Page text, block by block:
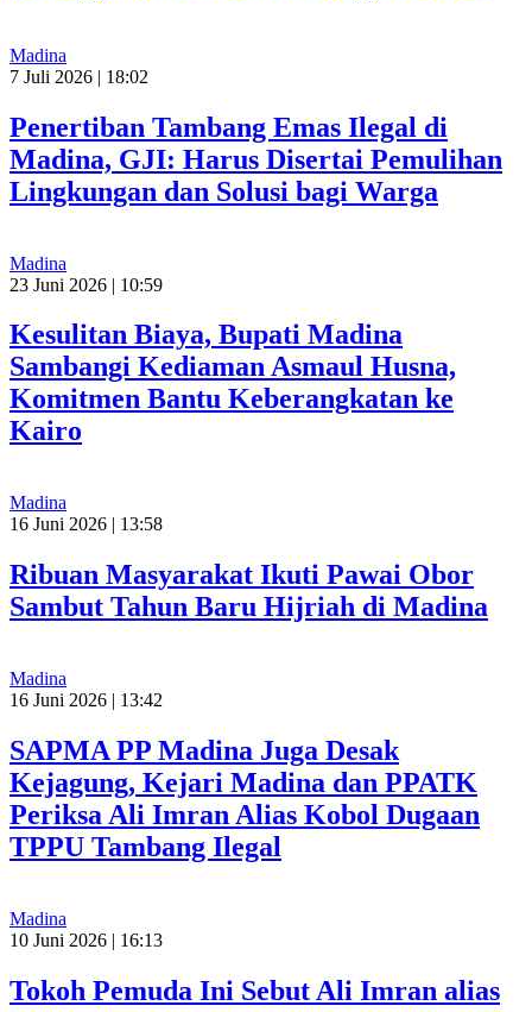
Madina
7 Juli 2026 | 18:02
Penertiban Tambang Emas Ilegal di
Madina, GJI: Harus Disertai Pemulihan
Lingkungan dan Solusi bagi Warga
Madina
23 Juni 2026 | 10:59
Kesulitan Biaya, Bupati Madina
Sambangi Kediaman Asmaul Husna,
Komitmen Bantu Keberangkatan ke
Kairo
Madina
16 Juni 2026 | 13:58
Ribuan Masyarakat Ikuti Pawai Obor
Sambut Tahun Baru Hijriah di Madina
Madina
16 Juni 2026 | 13:42
SAPMA PP Madina Juga Desak
Kejagung, Kejari Madina dan PPATK
Periksa Ali Imran Alias Kobol Dugaan
TPPU Tambang Ilegal
Madina
10 Juni 2026 | 16:13
Tokoh Pemuda Ini Sebut Ali Imran alias